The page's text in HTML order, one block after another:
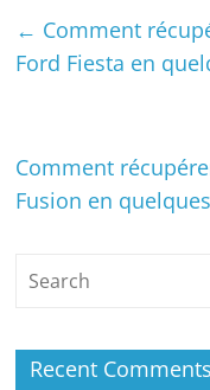
← Comment
Ford Fiesta en
Comment
Fusion en
Recent Comments